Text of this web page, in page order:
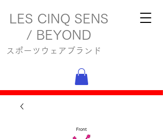
LES CINQ SENS
/ BEYOND
スポーツウェアブランド